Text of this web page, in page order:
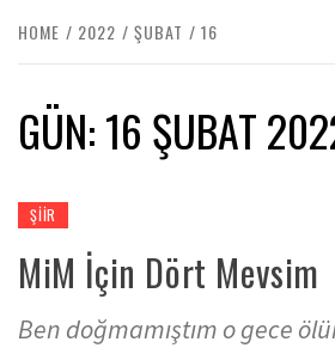
HOME 2022 ŞUBAT 16
GÜN:16 ŞUBAT
ŞIIR
MiM İçin Dört Mevsim
Ben doğmamıştım o gece